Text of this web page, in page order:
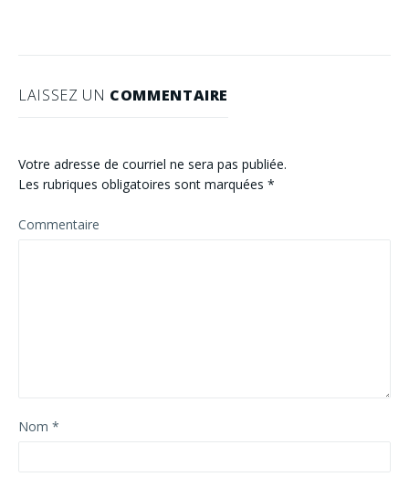
LAISSEZ UN COMMENTAIRE
Votre adresse de courriel ne sera pas publiée.
Les rubriques obligatoires sont marquées *
Commentaire
Nom *